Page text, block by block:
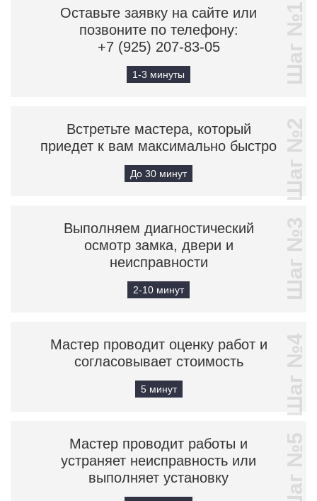
Оставьте заявку на сайте или
позвоните по телефону:
+7 (925) 207-83-05
1-3 минуты Шаг №1
Встретьте мастера, который
приедет к вам максимально быстро
До 30 минут Шаг №2
Выполняем диагностический
осмотр замка, двери и
неисправности
2-10 минут Шаг №3
Мастер проводит оценку работ и
согласовывает стоимость
5 минут Шаг №4
Мастер проводит работы и
устраняет неисправность или
выполняет установку
Шаг №5